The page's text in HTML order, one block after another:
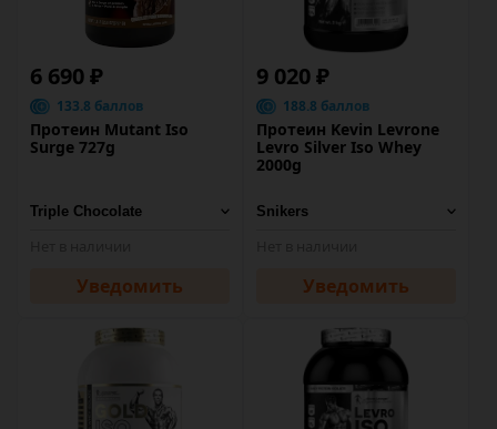
6 690 ₽
133.8 баллов
Протеин Mutant Iso
Surge 727g
Уведомить
9 020 ₽
188.8 баллов
Протеин Kevin Levrone
Levro Silver Iso Whey
2000g
Уведомить